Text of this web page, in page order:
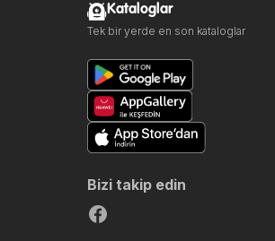
Kataloglar
Tek bir yerde en son kataloglar
Bizi takip edin